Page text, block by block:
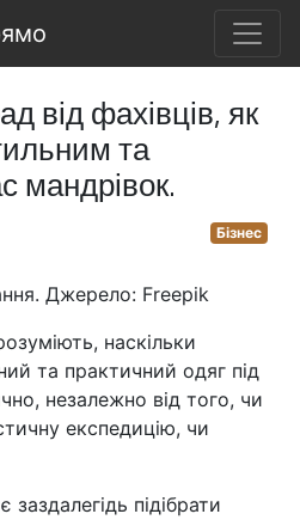
від фахівців, як
та
мандрівок.
Бізнес
Джерело: Freepik
наскільки
та практичний одяг під
незалежно від того, чи
експедицію, чи
підібрати